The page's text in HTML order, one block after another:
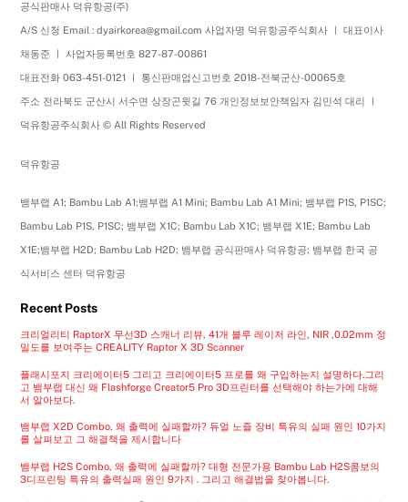
공식판매사 덕유항공(주)
A/S 신청 Email : dyairkorea@gmail.com 사업자명 덕유항공주식회사 ㅣ 대표이사
채동준 ㅣ 사업자등록번호 827-87-00861
대표전화 063-451-0121 ㅣ 통신판매업신고번호 2018-전북군산-00065호
주소 전라북도 군산시 서수면 상장곤윗길 76 개인정보보안책임자 김민석 대리 ㅣ
덕유항공주식회사 © All Rights Reserved
덕유항공
뱀부랩 A1; Bambu Lab A1;뱀부랩 A1 Mini; Bambu Lab A1 Mini; 뱀부랩 P1S, P1SC;
Bambu Lab P1S, P1SC; 뱀부랩 X1C; Bambu Lab X1C; 뱀부랩 X1E; Bambu Lab
X1E;뱀부랩 H2D; Bambu Lab H2D; 뱀부랩 공식판매사 덕유항공; 뱀부랩 한국 공
식서비스 센터 덕유항공
Recent Posts
크리얼리티 RaptorX 무선3D 스캐너 리뷰, 41개 블루 레이저 라인, NIR ,0.02mm 정
밀도를 보여주는 CREALITY Raptor X 3D Scanner
플래시포지 크리에이터5 그리고 크리에이터5 프로를 왜 구입하는지 설명하다.그리
고 뱀부랩 대신 왜 Flashforge Creator5 Pro 3D프린터를 선택해야 하는가에 대해
서 알아보다.
뱀부랩 X2D Combo, 왜 출력에 실패할까? 듀얼 노즐 장비 특유의 실패 원인 10가지
를 살펴보고 그 해결책을 제시합니다
뱀부랩 H2S Combo, 왜 출력에 실패할까? 대형 전문가용 Bambu Lab H2S콤보의
3디프린팅 특유의 출력실패 원인 9가지 . 그리고 해결법을 찾아봅니다.